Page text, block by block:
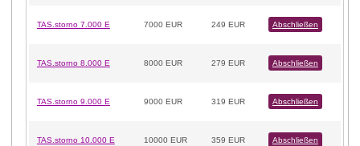
TAS.storno 7.000 E 7000 EUR 249 EUR Abschließen
TAS.storno 8.000 E 8000 EUR 279 EUR Abschließen
TAS.storno 9.000 E 9000 EUR 319 EUR Abschließen
TAS.storno 10.000 E 10000 EUR 359 EUR Abschließen